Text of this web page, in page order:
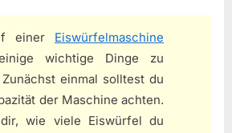
einer Eiswürfelmaschine
wichtige Dinge zu
einmal solltest du
der Maschine achten.
wie viele Eiswürfel du